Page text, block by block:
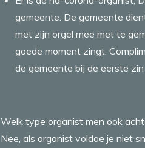
gemeente. De gemeente
met zijn orgel mee met te
goede moment zingt.
de gemeente bij de eerste
Welk type organist men ook
Nee, als organist voldoe je niet